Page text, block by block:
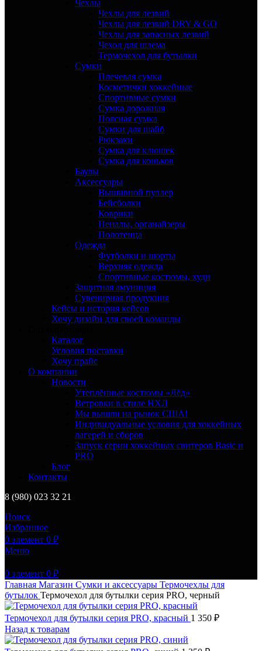
Чехлы
Чехлы для лезвий
Чехлы для лезвий DRY & GO
Чехлы для запасных лезвий
Чехол для шлема
Термочехол для бутылки
Сумки
Плечевая сумка
Косметички хоккейные
Спортивные сумки
Сумка дорожная
Поясная сумка
Сумки для шайб
Рюкзаки
Сумка для клюшек
Сумка для коньков
Баулы
Аксессуары
Вышивной пуллер
Бейсболки
Коврики
Пеналы, органайзеры
Полотенца
Одежда
Футболки и шорты
Верхняя одежда
Спортивные костюмы, худи
Защитная амуниция
Сувенирная продукция
Кейсы и история кейсов
Хочу дизайн для своей команды
Каталог
Условия поставки
Хочу прайс
О компании
Новости
Утеплённые костюмы «Лёд»
Ветровки в стиле НХЛ
Мы вышли на рынок США!
Индивидуальные условия для хоккейных
лагерей и сборов
Запуск серии хоккейных свитеров Basic и
PRO
Блог
Контакты
8 (980) 023 32 21
Поиск
Избранное
0 элемент 0 ₽
Меню
0 элемент 0 ₽
Главная Магазин Сумки и аксессуары Термочехлы для
бутылок Термочехол для бутылки серия PRO, черный
Термочехол для бутылки серия PRO, красный 1 350 ₽
Назад к товарам